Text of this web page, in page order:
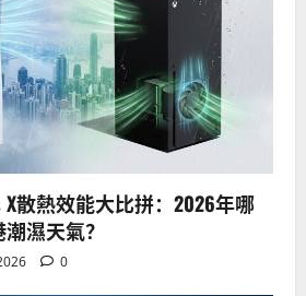
X散熱效能大比拼：2026年哪
濕天氣？
0